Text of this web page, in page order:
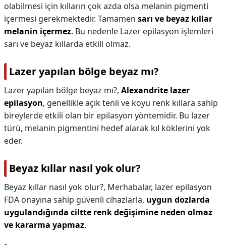
olabilmesi için kılların çok azda olsa melanin pigmenti
içermesi gerekmektedir. Tamamen sarı ve beyaz kıllar
melanin içermez. Bu nedenle Lazer epilasyon işlemleri
sarı ve beyaz kıllarda etkili olmaz.
Lazer yapılan bölge beyaz mı?
Lazer yapılan bölge beyaz mı?, Alexandrite lazer
epilasyon, genellikle açık tenli ve koyu renk kıllara sahip
bireylerde etkili olan bir epilasyon yöntemidir. Bu lazer
türü, melanin pigmentini hedef alarak kıl köklerini yok
eder.
Beyaz kıllar nasıl yok olur?
Beyaz kıllar nasıl yok olur?, Merhabalar, lazer epilasyon
FDA onayına sahip güvenli cihazlarla, uygun dozlarda
uygulandığında ciltte renk değişimine neden olmaz
ve kararma yapmaz.